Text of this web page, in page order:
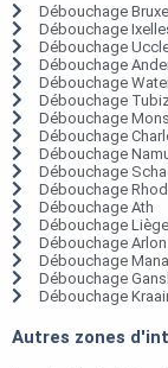
Débouchage
Débouchage
Débouchage
Débouchage
Débouchage
Débouchage
Débouchage Mons
Débouchage
Débouchage
Débouchage
Débouchage
Débouchage Ath
Débouchage Liège
Débouchage Arlon
Débouchage
Débouchage
Débouchage
Autres zones